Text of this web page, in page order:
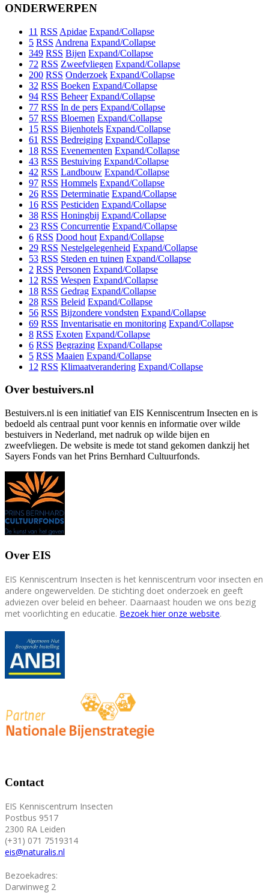
ONDERWERPEN
11 RSS Apidae Expand/Collapse
5 RSS Andrena Expand/Collapse
349 RSS Bijen Expand/Collapse
72 RSS Zweefvliegen Expand/Collapse
200 RSS Onderzoek Expand/Collapse
32 RSS Boeken Expand/Collapse
94 RSS Beheer Expand/Collapse
77 RSS In de pers Expand/Collapse
57 RSS Bloemen Expand/Collapse
15 RSS Bijenhotels Expand/Collapse
61 RSS Bedreiging Expand/Collapse
18 RSS Evenementen Expand/Collapse
43 RSS Bestuiving Expand/Collapse
42 RSS Landbouw Expand/Collapse
97 RSS Hommels Expand/Collapse
26 RSS Determinatie Expand/Collapse
16 RSS Pesticiden Expand/Collapse
38 RSS Honingbij Expand/Collapse
23 RSS Concurrentie Expand/Collapse
6 RSS Dood hout Expand/Collapse
29 RSS Nestelgelegenheid Expand/Collapse
53 RSS Steden en tuinen Expand/Collapse
2 RSS Personen Expand/Collapse
12 RSS Wespen Expand/Collapse
18 RSS Gedrag Expand/Collapse
28 RSS Beleid Expand/Collapse
56 RSS Bijzondere vondsten Expand/Collapse
69 RSS Inventarisatie en monitoring Expand/Collapse
8 RSS Exoten Expand/Collapse
6 RSS Begrazing Expand/Collapse
5 RSS Maaien Expand/Collapse
12 RSS Klimaatverandering Expand/Collapse
Over bestuivers.nl
Bestuivers.nl is een initiatief van EIS Kenniscentrum Insecten en is
bedoeld als centraal punt voor kennis en informatie over wilde
bestuivers in Nederland, met nadruk op wilde bijen en
zweefvliegen. De website is mede tot stand gekomen dankzij het
Sayers Fonds van het Prins Bernhard Cultuurfonds.
Over EIS
EIS Kenniscentrum Insecten is het kenniscentrum voor insecten en
andere ongewervelden. De stichting doet onderzoek en geeft
adviezen over beleid en beheer. Daarnaast houden we ons bezig
met voorlichting en educatie. Bezoek hier onze website.
Contact
EIS Kenniscentrum Insecten
Postbus 9517
2300 RA Leiden
(+31) 071 7519314
eis@naturalis.nl
Bezoekadres:
Darwinweg 2